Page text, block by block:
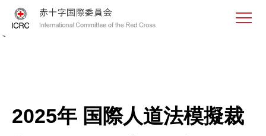
<
2025年 国際人道法模擬裁